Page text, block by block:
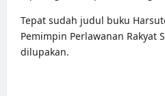
Tepat sudah judul buku
Pemimpin Perlawanan Rakyat
dilupakan.